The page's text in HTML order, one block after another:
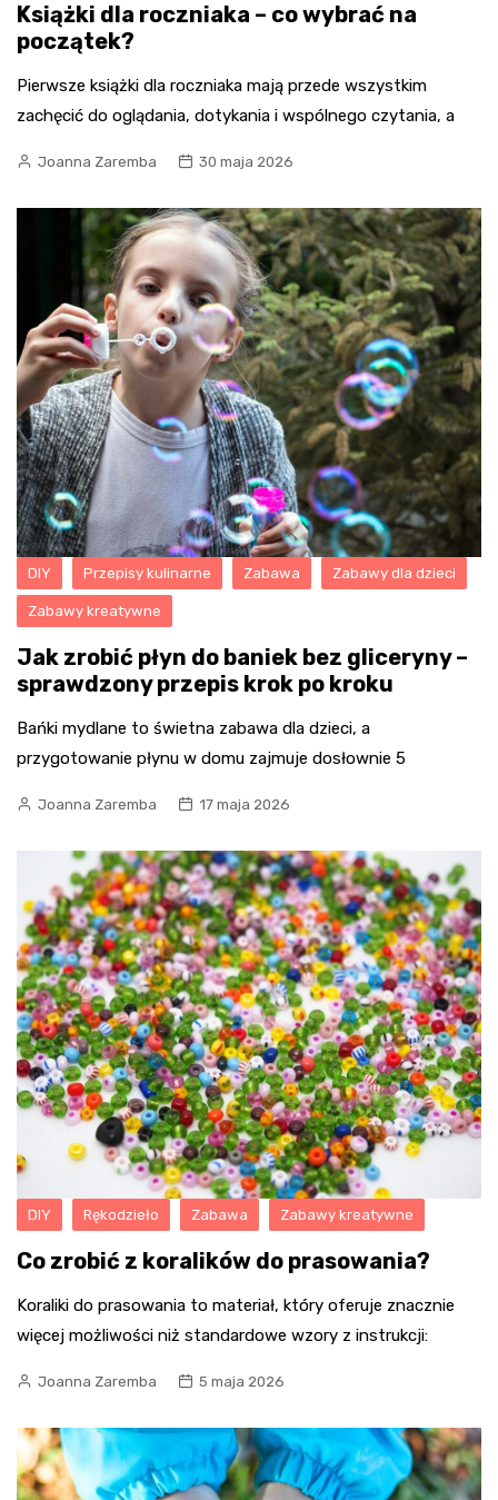
Książki dla roczniaka – co wybrać na
początek?
Pierwsze książki dla roczniaka mają przede wszystkim
zachęcić do oglądania, dotykania i wspólnego czytania, a
Joanna Zaremba 30 maja 2026
DIY Przepisy kulinarne Zabawa Zabawy dla dzieci
Zabawy kreatywne
Jak zrobić płyn do baniek bez gliceryny –
sprawdzony przepis krok po kroku
Bańki mydlane to świetna zabawa dla dzieci, a
przygotowanie płynu w domu zajmuje dosłownie 5
Joanna Zaremba 17 maja 2026
DIY Rękodzieło Zabawa Zabawy kreatywne
Co zrobić z koralików do prasowania?
Koraliki do prasowania to materiał, który oferuje znacznie
więcej możliwości niż standardowe wzory z instrukcji:
Joanna Zaremba 5 maja 2026